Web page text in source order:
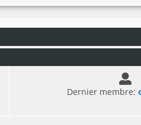
Dernier membre: